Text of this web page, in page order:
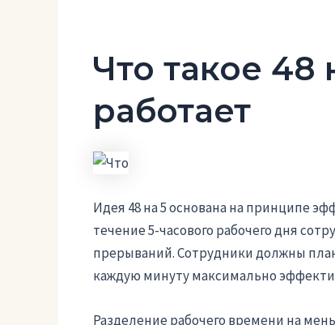
Что такое 48
работает
Идея 48 на 5 основана на принципе
течение 5-часового рабочего дня
прерываний. Сотрудники должны
каждую минуту максимально
Разделение рабочего времени на